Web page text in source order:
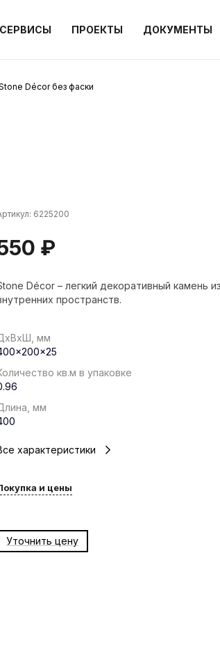
СЕРВИСЫ ПРОЕКТЫ ДОКУМЕНТЫ
Décor без фаски
6225200
₽
Décor – легкий декоративный камень
пространств.
мм
кв.м в упаковке
мм
характеристики
и цены
Уточнить цену